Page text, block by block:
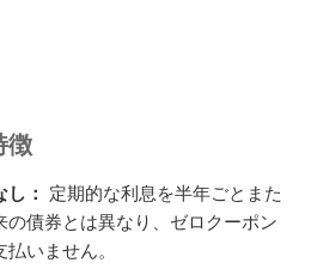
徴
：
定期的な利息を半年ごとまた
の債券とは異なり、ゼロクーポン
いません。